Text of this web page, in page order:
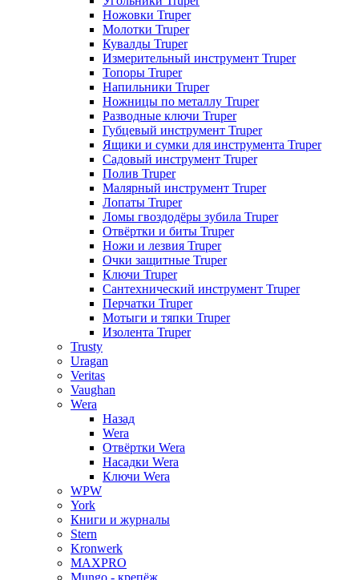
Ножовки Truper
Молотки Truper
Кувалды Truper
Измерительный инструмент Truper
Топоры Truper
Напильники Truper
Ножницы по металлу Truper
Разводные ключи Truper
Губцевый инструмент Truper
Ящики и сумки для инструмента Truper
Садовый инструмент Truper
Полив Truper
Малярный инструмент Truper
Лопаты Truper
Ломы гвоздодёры зубила Truper
Отвёртки и биты Truper
Ножи и лезвия Truper
Очки защитные Truper
Ключи Truper
Сантехнический инструмент Truper
Перчатки Truper
Мотыги и тяпки Truper
Изолента Truper
Trusty
Uragan
Veritas
Vaughan
Wera
Назад
Wera
Отвёртки Wera
Насадки Wera
Ключи Wera
WPW
York
Книги и журналы
Stern
Kronwerk
MAXPRO
Mungo - крепёж